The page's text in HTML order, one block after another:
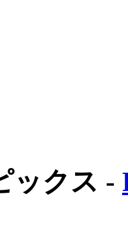
ックス -